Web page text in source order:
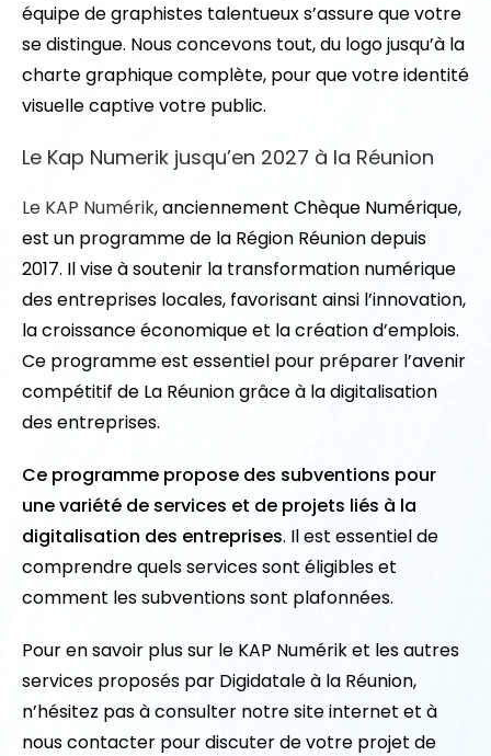
équipe de graphistes talentueux s’assure que votre
se distingue. Nous concevons tout, du logo jusqu’à la
charte graphique complète, pour que votre identité
visuelle captive votre public.
Le Kap Numerik jusqu’en 2027 à la Réunion
Le KAP Numérik, anciennement Chèque Numérique,
est un programme de la Région Réunion depuis
2017. Il vise à soutenir la transformation numérique
des entreprises locales, favorisant ainsi l’innovation,
la croissance économique et la création d’emplois.
Ce programme est essentiel pour préparer l’avenir
compétitif de La Réunion grâce à la digitalisation
des entreprises.
Ce programme propose des subventions pour
une variété de services et de projets liés à la
digitalisation des entreprises. Il est essentiel de
comprendre quels services sont éligibles et
comment les subventions sont plafonnées.
Pour en savoir plus sur le KAP Numérik et les autres
services proposés par Digidatale à la Réunion,
n’hésitez pas à consulter notre site internet et à
nous contacter pour discuter de votre projet de